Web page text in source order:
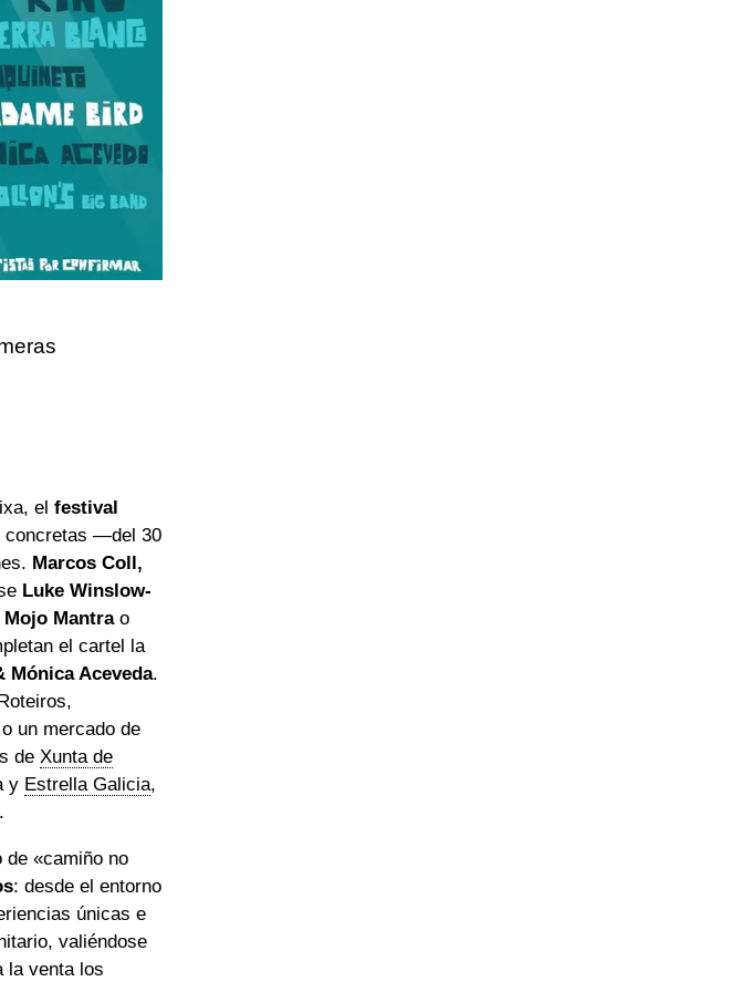
el festival
concretas —del 30
Marcos Coll,
Luke Winslow-
Mojo Mantrao
el cartel la
Mónica Aceveda.
un mercado de
deXunta de
y Estrella Galicia,
de«camiño no
: desde el entorno
únicas e
valiéndose
la venta los